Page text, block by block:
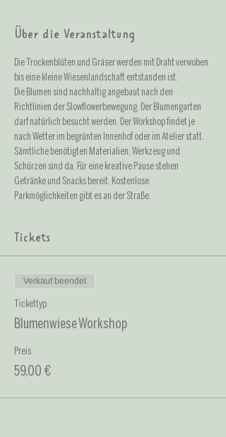
Über die Veranstaltung
Die Trockenblüten und Gräser werden mit Draht verwoben
bis eine kleine Wiesenlandschaft entstanden ist.
Die Blumen sind nachhaltig angebaut nach den
Richtlinien der Slowflowerbewegung. Der Blumengarten
darf natürlich besucht werden. Der Workshop findet je
nach Wetter im begrünten Innenhof oder im Atelier statt.
Sämtliche benötigten Materialien, Werkzeug und
Schürzen sind da. Für eine kreative Pause stehen
Getränke und Snacks bereit. Kostenlose
Parkmöglichkeiten gibt es an der Straße.
Tickets
Verkauf beendet
Tickettyp
Blumenwiese Workshop
Preis
59,00 €